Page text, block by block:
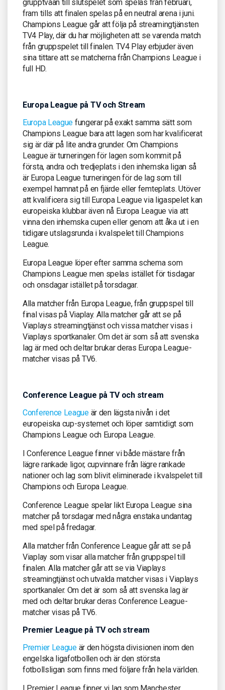
grupptvåan till slutspelet som spelas från februari,
fram tills att finalen spelas på en neutral arena i juni.
Champions League går att följa på streamingtjänsten
TV4 Play, där du har möjligheten att se varenda match
från gruppspelet till finalen. TV4 Play erbjuder även
sina tittare att se matcherna från Champions League i
full HD.
Europa League på TV och Stream
Europa League fungerar på exakt samma sätt som
Champions League bara att lagen som har kvalificerat
sig är där på lite andra grunder. Om Champions
League är turneringen för lagen som kommit på
första, andra och tredjeplats i den inhemska ligan så
är Europa League turneringen för de lag som till
exempel hamnat på en fjärde eller femteplats. Utöver
att kvalificera sig till Europa League via ligaspelet kan
europeiska klubbar även nå Europa League via att
vinna den inhemska cupen eller genom att åka ut i en
tidigare utslagsrunda i kvalspelet till Champions
League.
Europa League löper efter samma schema som
Champions League men spelas istället för tisdagar
och onsdagar istället på torsdagar.
Alla matcher från Europa League, från gruppspel till
final visas på Viaplay. Alla matcher går att se på
Viaplays streamingtjänst och vissa matcher visas i
Viaplays sportkanaler. Om det är som så att svenska
lag är med och deltar brukar deras Europa League-
matcher visas på TV6.
Conference League på TV och stream
Conference Leagueär den lägsta nivån i det
europeiska cup-systemet och löper samtidigt som
Champions League och Europa League.
I Conference League finner vi både mästare från
lägre rankade ligor, cupvinnare från lägre rankade
nationer och lag som blivit eliminerade i kvalspelet till
Champions och Europa League.
Conference League spelar likt Europa League sina
matcher på torsdagar med några enstaka undantag
med spel på fredagar.
Alla matcher från Conference League går att se på
Viaplay som visar alla matcher från gruppspel till
finalen. Alla matcher går att se via Viaplays
streamingtjänst och utvalda matcher visas i Viaplays
sportkanaler. Om det är som så att svenska lag är
med och deltar brukar deras Conference League-
matcher visas på TV6.
Premier League på TV och stream
Premier Leagueär den högsta divisionen inom den
engelska ligafotbollen och är den största
fotbollsligan som finns med följare från hela världen.